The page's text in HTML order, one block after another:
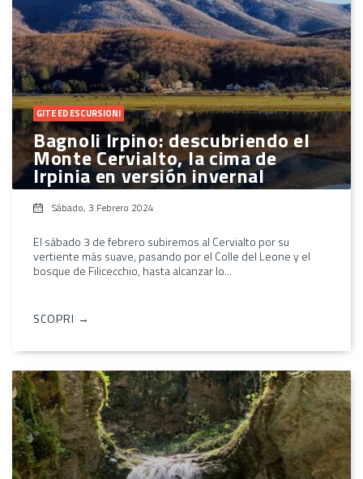
GITE ED ESCURSIONI
Bagnoli Irpino: descubriendo el
Monte Cervialto, la cima de
Irpinia en versión invernal
Sábado, 3 Febrero 2024
El sábado 3 de febrero subiremos al Cervialto por su
vertiente más suave, pasando por el Colle del Leone y el
bosque de Filicecchio, hasta alcanzar lo...
SCOPRI →